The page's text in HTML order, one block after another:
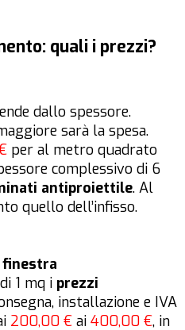
quali i prezzi?
dallo spessore.
sarà la spesa.
per al metro quadrato
complessivo di 6
antiproiettile. Al
quello dell’infisso.
finestra
di 1 mq i prezzi
installazione e IVA
200,00 € ai 400,00 €, in